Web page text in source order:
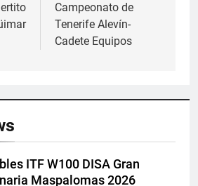
Campeonato de
Tenerife Alevín-
Cadete Equipos
ITF W100 DISA Gran
Maspalomas 2026